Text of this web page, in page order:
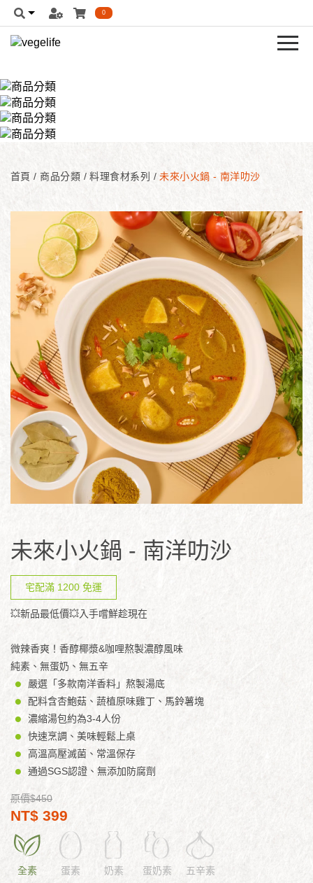
0
首頁/ 商品分類 /料理食材系列 / 未來小火鍋 - 南洋叻沙
未來小火鍋 - 南洋叻沙
宅配滿 1200 免運
💥新品最低價💥入手嚐鮮趁現在
微辣香爽！香醇椰漿&咖哩熬製濃醇風味
純素、無蛋奶、無五辛
嚴選「多款南洋香料」熬製湯底
配料含杏鮑菇、蔬植原味雞丁、馬鈴薯塊
濃縮湯包約為3-4人份
快速烹調、美味輕鬆上桌
高溫高壓滅菌、常溫保存
通過SGS認證、無添加防腐劑
原價$450
NT$ 399
全素 蛋素 奶素 蛋奶素 五辛素